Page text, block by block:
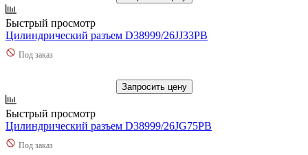
Быстрый просмотр
Цилиндрический разъем D38999/26JJ33PB
Под заказ
Запросить цену
Быстрый просмотр
Цилиндрический разъем D38999/26JG75PB
Под заказ